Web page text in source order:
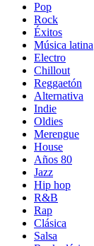
Pop
Rock
Éxitos
Música latina
Electro
Chillout
Reggaetón
Alternativa
Indie
Oldies
Merengue
House
Años 80
Jazz
Hip hop
R&B
Rap
Clásica
Salsa